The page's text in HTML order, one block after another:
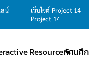
ลน์
เว็บไซต์ Project 14
Project 14
Resourceทัศนศึ